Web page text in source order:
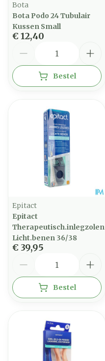
Bota
Bota Podo 24 Tubulair
Kussen Small
€ 12,40
Bestel
Epitact
Epitact
Therapeutisch.inlegzolen
Licht.benen 36/38
€ 39,95
Bestel